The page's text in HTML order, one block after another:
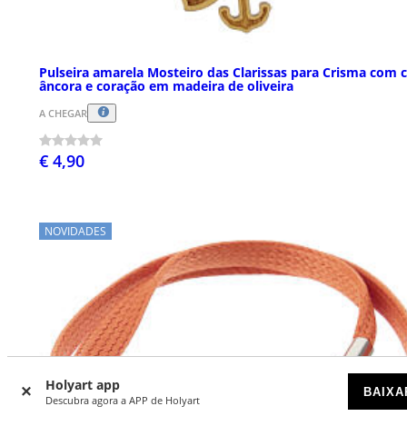
Holyart app
Descubra agora a APP de Holyart
Pulseira amarela Mosteiro das Clarissas para Crisma com
âncora e coração em madeira de oliveira
A CHEGAR
€ 4,90
NOVIDADES